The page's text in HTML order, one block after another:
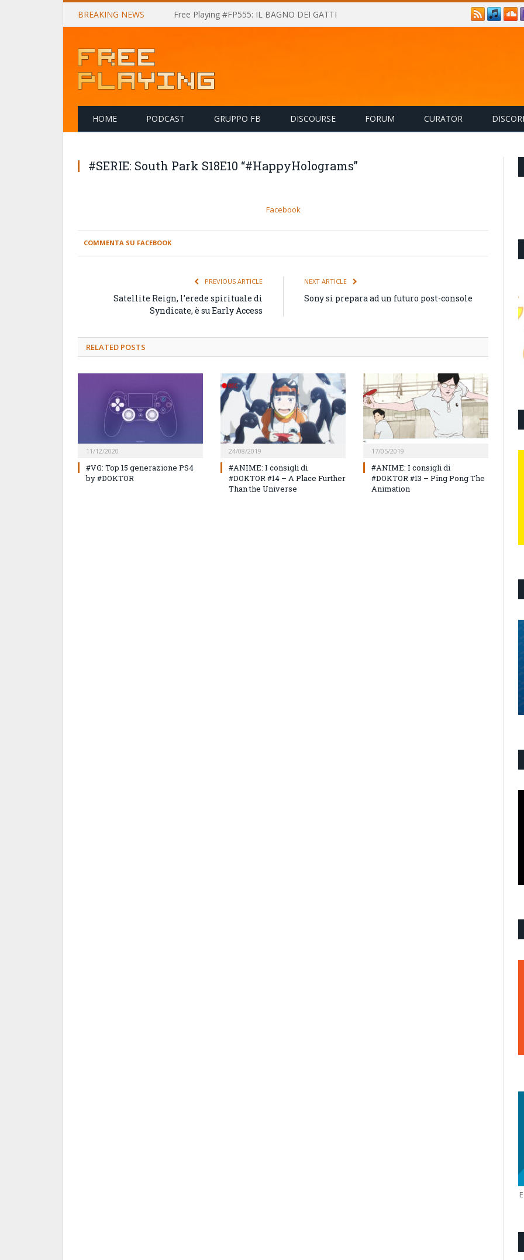
BREAKING NEWS Free Playing #FP555: IL BAGNO DEI GATTI
HOME PODCAST GRUPPO FB DISCOURSE FORUM CURATOR
#SERIE: South Park S18E10 “#HappyHolograms”
Facebook
COMMENTA SU FACEBOOK
PREVIOUS ARTICLE
Satellite Reign, l’erede spirituale di
Syndicate, è su Early Access
NEXT ARTICLE
Sony si prepara ad un futuro post-console
RELATED POSTS
11/12/2020
#VG: Top 15 generazione PS4
by #DOKTOR
24/08/2019
#ANIME: I consigli di
#DOKTOR #14 – A Place Further
Than the Universe
17/05/2019
#ANIME: I consigli di
#DOKTOR #13 – Ping Pong The
Animation
E